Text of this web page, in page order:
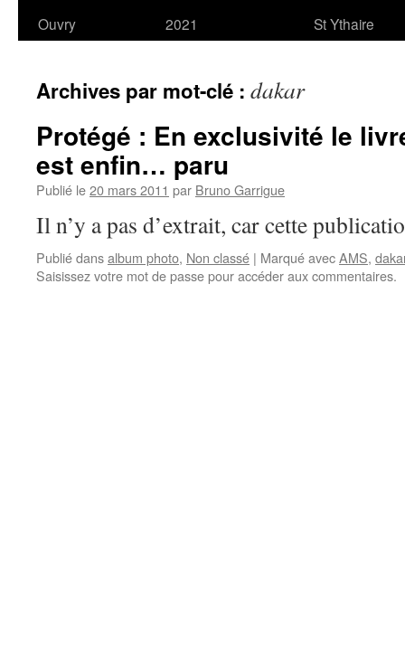
Ouvry
2021
St Ythaire
Archives par mot-clé : dakar
Protégé : En exclusivité le
est enfin… paru
Publié le20 mars 2011 par Bruno Garrigue
Il n’y a pas d’extrait, car cette
Publié dansalbum photo, Non classé | Marqué avecAMS,
Saisissez votre mot de passe pour accéder aux commentaires.